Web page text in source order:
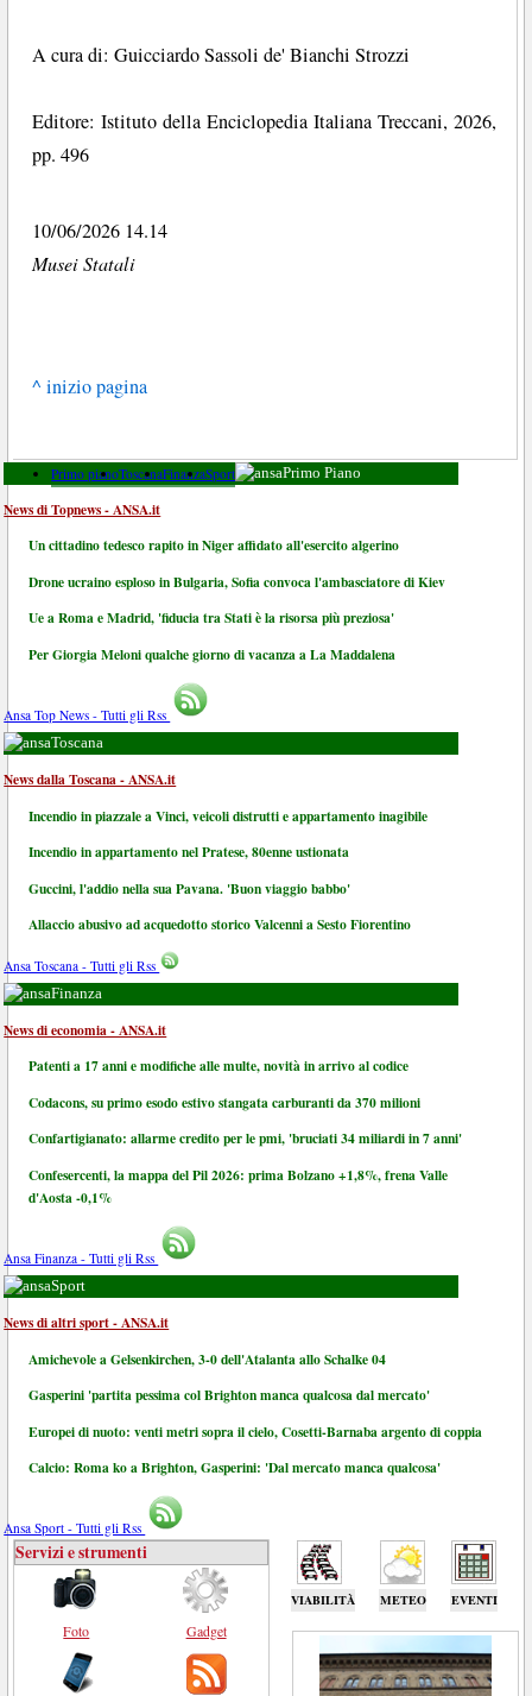
A cura di: Guicciardo Sassoli de' Bianchi Strozzi
Editore: Istituto della Enciclopedia Italiana Treccani, 2026,
pp. 496
10/06/2026 14.14
Musei Statali
^ inizio pagina
Primo pianoToscanaFinanzaSport Primo Piano
News di Topnews - ANSA.it
Un cittadino tedesco rapito in Niger affidato all'esercito algerino
Drone ucraino esploso in Bulgaria, Sofia convoca l'ambasciatore di Kiev
Ue a Roma e Madrid, 'fiducia tra Stati è la risorsa più preziosa'
Per Giorgia Meloni qualche giorno di vacanza a La Maddalena
Ansa Top News - Tutti gli Rss
Toscana
News dalla Toscana - ANSA.it
Incendio in piazzale a Vinci, veicoli distrutti e appartamento inagibile
Incendio in appartamento nel Pratese, 80enne ustionata
Guccini, l'addio nella sua Pavana. 'Buon viaggio babbo'
Allaccio abusivo ad acquedotto storico Valcenni a Sesto Fiorentino
Ansa Toscana - Tutti gli Rss
Finanza
News di economia - ANSA.it
Patenti a 17 anni e modifiche alle multe, novità in arrivo al codice
Codacons, su primo esodo estivo stangata carburanti da 370 milioni
Confartigianato: allarme credito per le pmi, 'bruciati 34 miliardi in 7 anni'
Confesercenti, la mappa del Pil 2026: prima Bolzano +1,8%, frena Valle
d'Aosta -0,1%
Ansa Finanza - Tutti gli Rss
Sport
News di altri sport - ANSA.it
Amichevole a Gelsenkirchen, 3-0 dell'Atalanta allo Schalke 04
Gasperini 'partita pessima col Brighton manca qualcosa dal mercato'
Europei di nuoto: venti metri sopra il cielo, Cosetti-Barnaba argento di coppia
Calcio: Roma ko a Brighton, Gasperini: 'Dal mercato manca qualcosa'
Ansa Sport - Tutti gli Rss
VIABILITÀ METEO EVENTI
Servizi e strumenti
Foto Gadget